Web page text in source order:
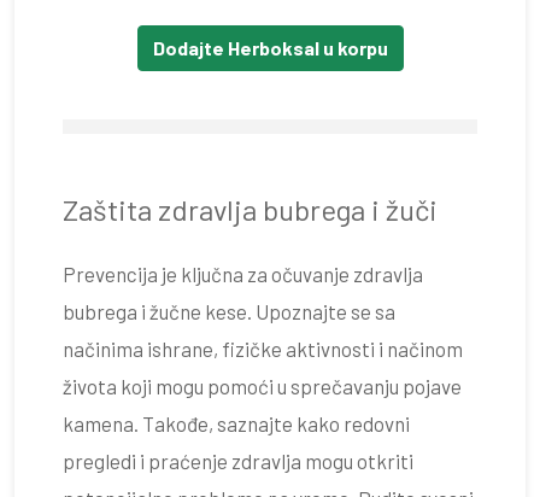
Dodajte Herboksal u korpu
Zaštita zdravlja bubrega i žuči
Prevencija je ključna za očuvanje zdravlja
bubrega i žučne kese. Upoznajte se sa
načinima ishrane, fizičke aktivnosti i načinom
života koji mogu pomoći u sprečavanju pojave
kamena. Takođe, saznajte kako redovni
pregledi i praćenje zdravlja mogu otkriti